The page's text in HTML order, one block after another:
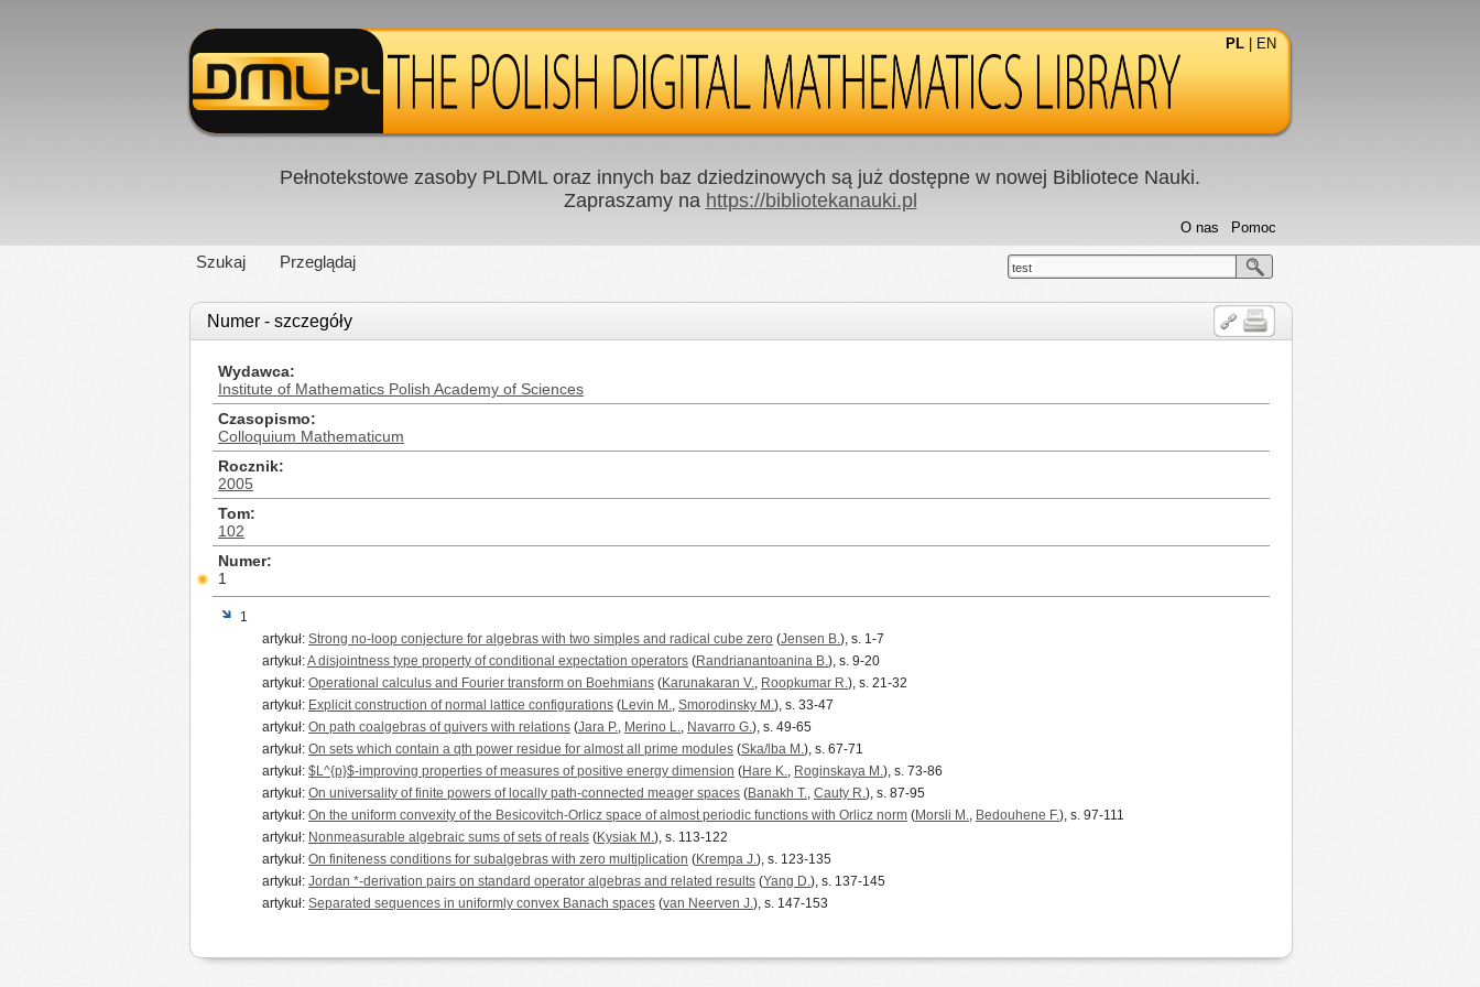
PL EN
Pełnotekstowe zasoby PLDML oraz innych baz dziedzinowych są już dostępne w nowej Bibliotece Nauki.
Zapraszamy na https://bibliotekanauki.pl
Szukaj Przeglądaj
Pomoc
O nas
test
Numer - szczegóły
Wydawca
Institute of Mathematics Polish Academy of Sciences
Czasopismo
Colloquium Mathematicum
Rocznik
2005
Tom
102
Numer
1
1
artykuł: Strong no-loop conjecture for algebras with two simples and radical cube zero (Jensen B.), s. 1-7
artykuł:A disjointness type property of conditional expectation operators (Randrianantoanina B.), s. 9-20
artykuł: Operational calculus and Fourier transform on Boehmians (Karunakaran V., Roopkumar R.), s. 21-32
artykuł: Explicit construction of normal lattice configurations (Levin M., Smorodinsky M.), s. 33-47
artykuł: On path coalgebras of quivers with relations (Jara P., Merino L., Navarro G.), s. 49-65
artykuł: On sets which contain a qth power residue for almost all prime modules (Ska/lba M.), s. 67-71
artykuł: $L^{p}$-improving properties of measures of positive energy dimension (Hare K., Roginskaya M.), s. 73-86
artykuł: On universality of finite powers of locally path-connected meager spaces (Banakh T., Cauty R.), s. 87-95
artykuł: On the uniform convexity of the Besicovitch-Orlicz space of almost periodic functions with Orlicz norm (Morsli M., Bedouhene F.), s. 97-111
artykuł: Nonmeasurable algebraic sums of sets of reals (Kysiak M.), s. 113-122
artykuł: On finiteness conditions for subalgebras with zero multiplication (Krempa J.), s. 123-135
artykuł: Jordan *-derivation pairs on standard operator algebras and related results (Yang D.), s. 137-145
artykuł: Separated sequences in uniformly convex Banach spaces (van Neerven J.), s. 147-153